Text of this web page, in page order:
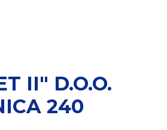
II" D.O.O.
240